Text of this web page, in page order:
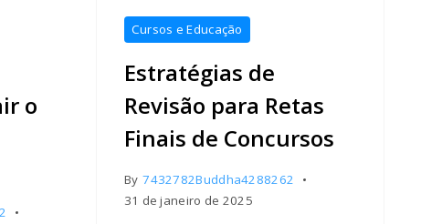
o
Cursos e Educação
Estratégias de
Revisão para Retas
Finais de Concursos
By 7432782Buddha4288262
31 de janeiro de 2025